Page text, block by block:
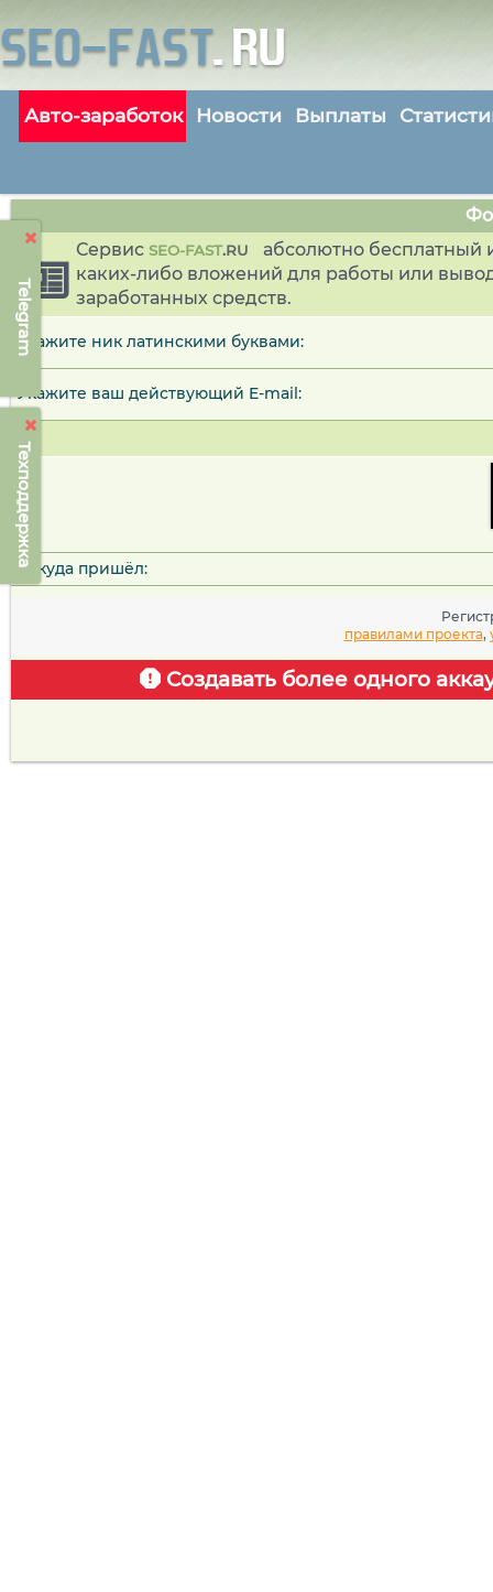
Telegram
Техподдержка
Авто-заработок Новости Выплаты
Сервис SEO-FAST.RU
абсолютно бесплатный
каких-либо вложений для работы или
заработанных средств.
Укажите ник латинскими буквами:
Укажите ваш действующий E-mail:
Откуда пришёл:
правилами проекта,
Создавать более одного